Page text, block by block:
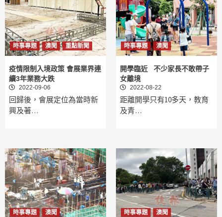
時事專題 澳聞 重點新聞
疫情限制入境政策 會展業界連
續3年業務大跌
2022-09-06
回歸後，會展定位為當時新
興及著…
時事專題 澳聞
開學臨近 不少家長不敢帶子
女離境
2022-08-22
距離開學只有10多天，教育
及青…
時事專題 澳聞 時事專題 澳聞